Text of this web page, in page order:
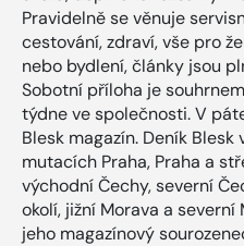
Pravidelně se věnuje
cestování, zdraví, vše pro
nebo bydlení, články jsou
Sobotní příloha je
týdne ve společnosti. V
Blesk magazín. Deník
mutacích Praha, Praha a
východní Čechy, severní
okolí, jižní Morava a
jeho magazínový